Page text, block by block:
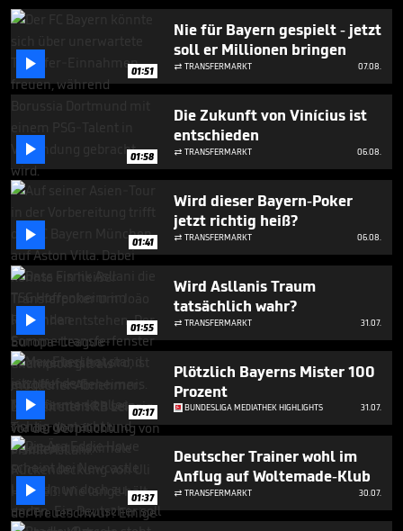
1
minute,
seconds
 01:51
Nie für Bayern gespielt - jetzt
soll er Millionen bringen
 TRANSFERMARKT 07.08.
 01:58
Die Zukunft von Vinícius ist
entschieden
 TRANSFERMARKT 06.08.
 01:41
Wird dieser Bayern-Poker
jetzt richtig heiß?
 TRANSFERMARKT 06.08.
 01:55
Wird Asllanis Traum
tatsächlich wahr?
 TRANSFERMARKT 31.07.
 07:17
Plötzlich Bayerns Mister 100
Prozent
BUNDESLIGA MEDIATHEK HIGHLIGHTS 31.07.
 01:37
Deutscher Trainer wohl im
Anflug auf Woltemade-Klub
 TRANSFERMARKT 30.07.